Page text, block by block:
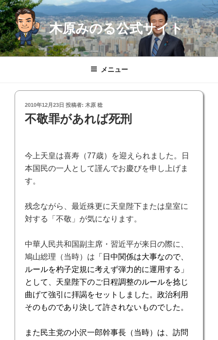
コ
ン
テ
ン
ツ
木原みのる公式サイト
メニュー
投
稿
日:
2010年12月23日 投稿者: 木原 稔
不敬罪があれば死刑
今上天皇は喜寿（77歳）を迎えられました。日
本国民の一人として謹んでお慶びを申し上げま
す。
残念ながら、最近殊更に天皇陛下または皇室に
対する「不敬」が気になります。
中華人民共和国副主席・習近平が来日の際に、
鳩山総理（当時）は 「日中関係は大事なので、
ルールを杓子定規に考えず弾力的に運用する」
として、天皇陛下のご日程調整のルールを捻じ
曲げて強引に拝謁をセットしました。政治利用
そのものであり決して許されないものでした。
また民主党の小沢一郎幹事長（当時）は、訪問